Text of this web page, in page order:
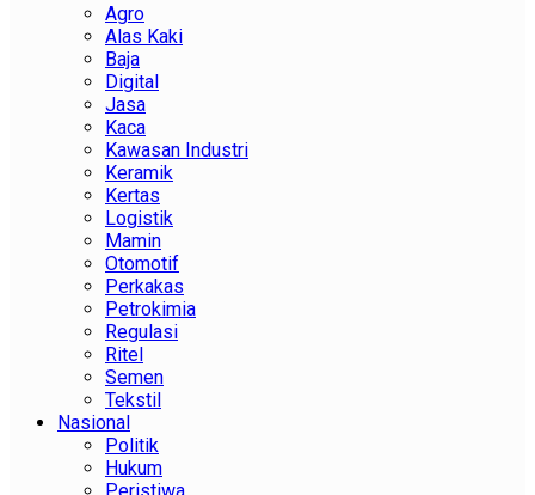
Agro
Alas Kaki
Baja
Digital
Jasa
Kaca
Kawasan Industri
Keramik
Kertas
Logistik
Mamin
Otomotif
Perkakas
Petrokimia
Regulasi
Ritel
Semen
Tekstil
Nasional
Politik
Hukum